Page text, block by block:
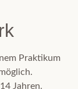
Praktikum
Jahren.